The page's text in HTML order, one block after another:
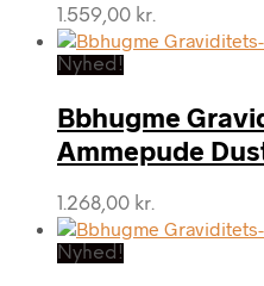
1.559,00 kr.
Nyhed!
Bbhugme
Ammepude
1.268,00 kr.
Nyhed!